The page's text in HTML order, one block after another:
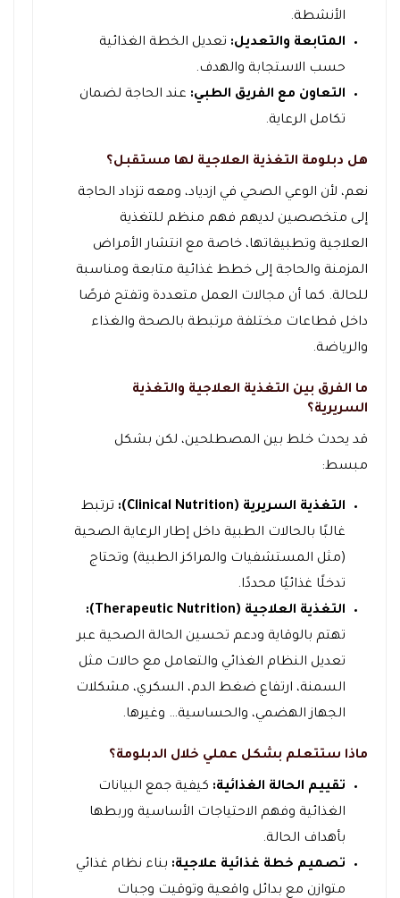
الأنشطة.
المتابعة والتعديل: تعديل الخطة الغذائية
حسب الاستجابة والهدف.
التعاون مع الفريق الطبي: عند الحاجة لضمان
تكامل الرعاية.
هل دبلومة التغذية العلاجية لها مستقبل؟
نعم، لأن الوعي الصحي في ازدياد، ومعه تزداد الحاجة
إلى متخصصين لديهم فهم منظم للتغذية
العلاجية وتطبيقاتها، خاصة مع انتشار الأمراض
المزمنة والحاجة إلى خطط غذائية متابعة ومناسبة
للحالة. كما أن مجالات العمل متعددة وتفتح فرصًا
داخل قطاعات مختلفة مرتبطة بالصحة والغذاء
والرياضة.
ما الفرق بين التغذية العلاجية والتغذية
السريرية؟
قد يحدث خلط بين المصطلحين، لكن بشكل
مبسط:
التغذية السريرية (Clinical Nutrition):
ترتبط
غالبًا بالحالات الطبية داخل إطار الرعاية الصحية
(مثل المستشفيات والمراكز الطبية) وتحتاج
تدخلًا غذائيًا محددًا.
التغذية العلاجية (Therapeutic Nutrition):
تهتم بالوقاية ودعم تحسين الحالة الصحية عبر
تعديل النظام الغذائي والتعامل مع حالات مثل
السمنة، ارتفاع ضغط الدم، السكري، مشكلات
الجهاز الهضمي، والحساسية… وغيرها.
ماذا ستتعلم بشكل عملي خلال الدبلومة؟
تقييم الحالة الغذائية: كيفية جمع البيانات
الغذائية وفهم الاحتياجات الأساسية وربطها
بأهداف الحالة.
تصميم خطة غذائية علاجية: بناء نظام غذائي
متوازن مع بدائل واقعية وتوقيت وجبات